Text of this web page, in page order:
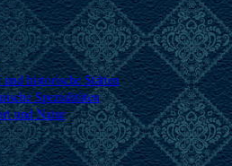
und historische Stätten
Spezialitäten
und Natur